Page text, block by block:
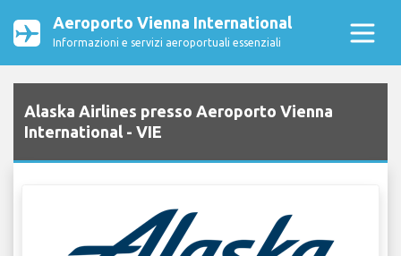
Aeroporto Vienna International
Informazioni e servizi aeroportuali essenziali
Alaska Airlines presso Aeroporto Vienna
International - VIE